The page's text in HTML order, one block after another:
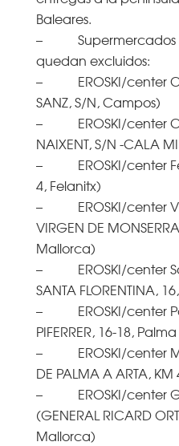
Baleares.
– Supermercados
quedan excluidos:
– EROSKI/center
SANZ, S/N, Campos)
– EROSKI/center
NAIXENT, S/N -CALA
– EROSKI/center
4, Felanitx)
– EROSKI/center
VIRGEN DE
Mallorca)
– EROSKI/center
SANTA FLORENTINA,
– EROSKI/center
PIFERRER, 16-18,
– EROSKI/center
DE PALMA A ARTA,
– EROSKI/center
(GENERAL RICARD
Mallorca)